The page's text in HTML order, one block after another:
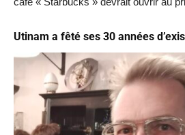
Utinam a fêté ses 30 années